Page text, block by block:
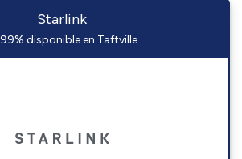
Starlink
99% disponible en Taftville